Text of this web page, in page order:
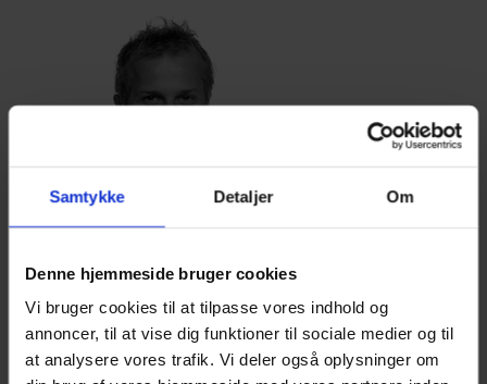
Samtykke Detaljer Om
Denne hjemmeside bruger cookies
Vi bruger cookies til at tilpasse vores indhold og
annoncer, til at vise dig funktioner til sociale medier og til
at analysere vores trafik. Vi deler også oplysninger om
Lars Bach Hansen
🌟🌟🌟🌟🌟
Vores børn har længe
haft Disney Frost som
deres yndlings
godnathistorie. Men
efter at vi har fået